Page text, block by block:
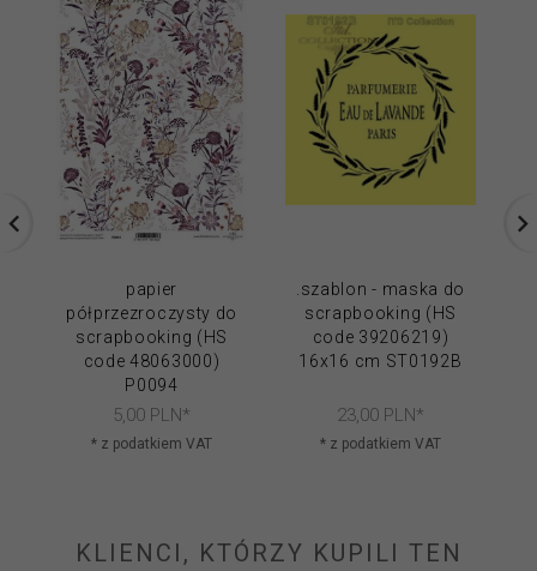
papier
półprzezroczysty do
scrapbooking (HS
code 48063000)
P0094
5,00 PLN*
* z podatkiem VAT
.szablon - maska do
scrapbooking (HS
code 39206219)
16x16 cm ST0192B
23,00 PLN*
* z podatkiem VAT
KLIENCI, KTÓRZY KUPILI TEN